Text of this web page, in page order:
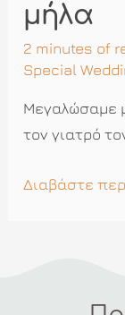
μήλα
2 minutes of
Special
Μεγαλώσαμε
τον γιατρό
Διαβάστε